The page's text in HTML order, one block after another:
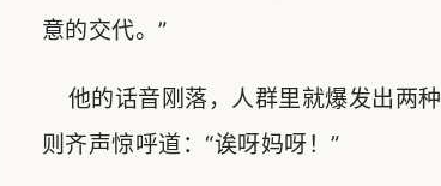
意的交代。”
他的话音刚落，人群里就爆发出两
则齐声惊呼道：“诶呀妈呀！”